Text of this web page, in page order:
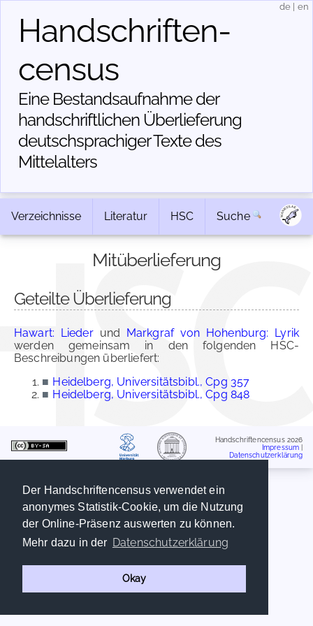
Der Handschriftencensus verwendet ein
anonymes Statistik-Cookie, um die Nutzung
der Online-Präsenz auswerten zu können.
Mehr dazu in der Datenschutzerklärung
Okay
Handschriften­
census
Eine Bestandsaufnahme der
handschriftlichen Über­lieferung
deutschsprachiger Texte des
Mittelalters
de en
Verzeichnisse Literatur HSC Suche
Mitüberlieferung
Geteilte Überlieferung
Hawart: Liederund Markgraf von Hohenburg: Lyrik
werden gemeinsam in den folgenden HSC-
Beschreibungen überliefert:
■ Heidelberg, Universitätsbibl., Cpg 357
■ Heidelberg, Universitätsbibl., Cpg 848
Handschriftencensus 2026
Impressum
Datenschutzerklärung